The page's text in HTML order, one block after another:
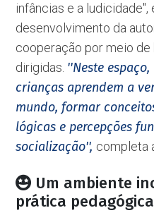
infâncias e a ludicidade'',
desenvolvimento da
cooperação por meio
dirigidas. ''Neste
crianças aprendem a
mundo, formar
lógicas e percepções
socialização'', completa
Um ambiente
prática pedagógica